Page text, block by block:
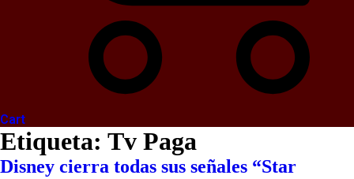
Cart
Etiqueta: Tv Paga
Disney cierra todas sus señales “Star